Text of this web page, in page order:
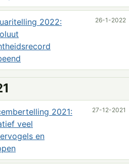
2022:
26-1-2022
2021:
veel
en
27-12-2021